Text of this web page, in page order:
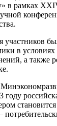
в рамках
в
а также
году